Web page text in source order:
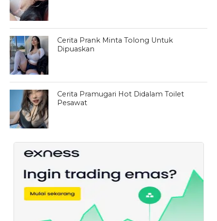
Cerita Prank Minta Tolong Untuk
Dipuaskan
Cerita Pramugari Hot Didalam Toilet
Pesawat